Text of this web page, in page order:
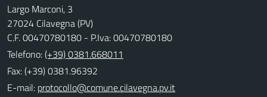
Largo Marconi, 3
27024 Cilavegna (PV)
C.F. 00470780180 - P.Iva: 00470780180
Telefono:(+39) 0381.668011
Fax: (+39) 0381.96392
E-mail: